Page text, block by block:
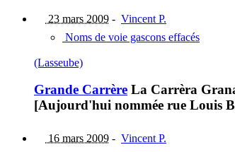
23 mars 2009 - Vincent P.
Noms de voie gascons effacés
(Lasseube)
Grande Carrère La Carrèra
[Aujourd'hui nommée rue Louis
16 mars 2009 - Vincent P.